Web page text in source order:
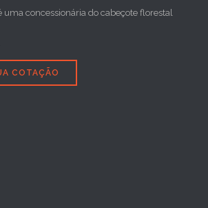
uma concessionária do cabeçote florestal
COTAÇÃO